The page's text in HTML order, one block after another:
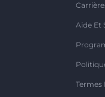
Aide Et
Termes